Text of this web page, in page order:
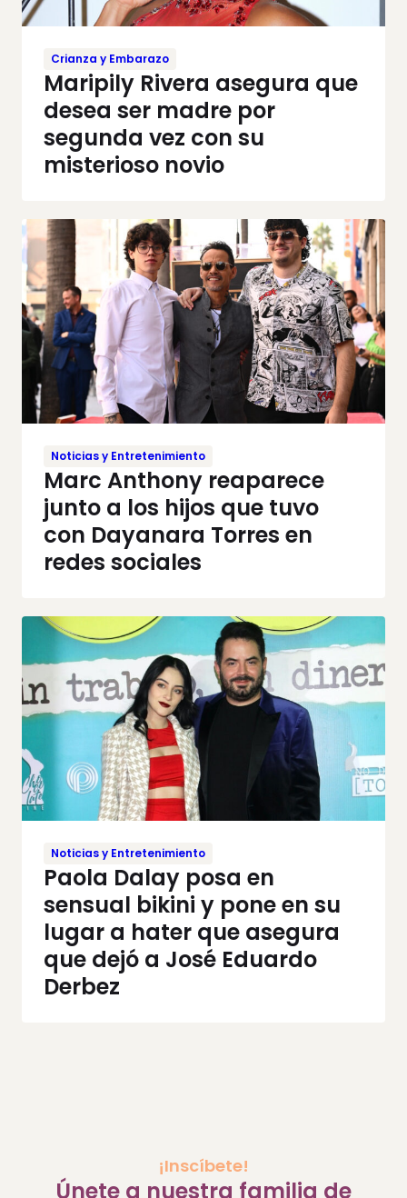
Crianza y Embarazo
Maripily Rivera asegura que
desea ser madre por
segunda vez con su
misterioso novio
Noticias y Entretenimiento
Marc Anthony reaparece
junto a los hijos que tuvo
con Dayanara Torres en
redes sociales
Noticias y Entretenimiento
Paola Dalay posa en
sensual bikini y pone en su
lugar a hater que asegura
que dejó a José Eduardo
Derbez
¡Inscíbete!
Únete a nuestra familia de